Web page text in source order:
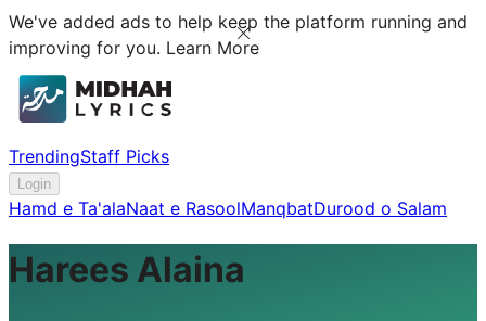
We've added ads to help keep the platform running and
improving for you. Learn More
TrendingStaff Picks
Login
Hamd e Ta'alaNaat e RasoolManqbatDurood o Salam
Harees Alaina